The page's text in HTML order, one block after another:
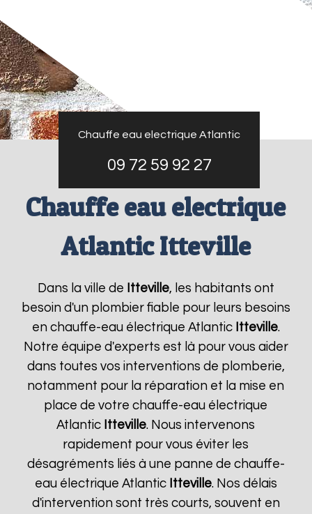
Chauffe eau electrique Atlantic
09 72 59 92 27
Chauffe eau electrique
Atlantic Itteville
Dans la ville de Itteville, les habitants ont
besoin d'un plombier fiable pour leurs besoins
en chauffe-eau électrique Atlantic Itteville.
Notre équipe d'experts est là pour vous aider
dans toutes vos interventions de plomberie,
notamment pour la réparation et la mise en
place de votre chauffe-eau électrique
Atlantic Itteville. Nous intervenons
rapidement pour vous éviter les
désagréments liés à une panne de chauffe-
eau électrique Atlantic Itteville. Nos délais
d'intervention sont très courts, souvent en